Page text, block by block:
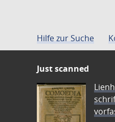
Hilfe zur Suche
Just scanned